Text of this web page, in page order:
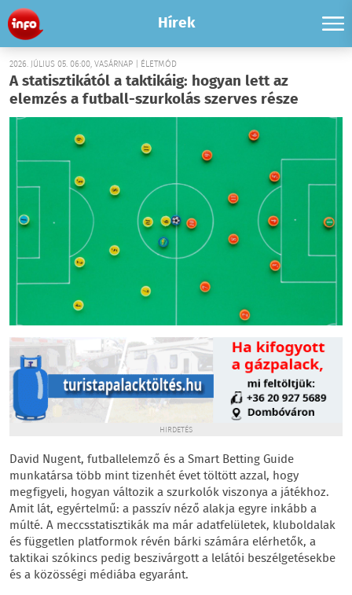
Hírek
2026. JÚLIUS 05. 06:00, VASÁRNAP | ÉLETMÓD
A statisztikától a taktikáig: hogyan lett az
elemzés a futball-szurkolás szerves része
HIRDETÉS
David Nugent, futballelemző és a Smart Betting Guide
munkatársa több mint tizenhét évet töltött azzal, hogy
megfigyeli, hogyan változik a szurkolók viszonya a játékhoz.
Amit lát, egyértelmű: a passzív néző alakja egyre inkább a
múlté. A meccsstatisztikák ma már adatfelületek, kluboldalak
és független platformok révén bárki számára elérhetők, a
taktikai szókincs pedig beszivárgott a lelátói beszélgetésekbe
és a közösségi médiába egyaránt.